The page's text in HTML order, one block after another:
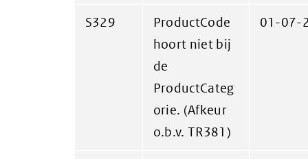
S329
ProductCode
hoort niet bij
de
ProductCateg
orie. (Afkeur
o.b.v. TR381)
01-07-